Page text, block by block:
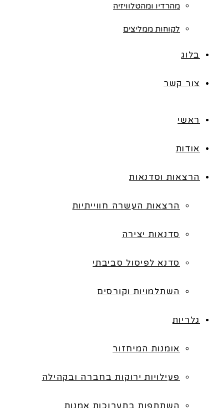
מהרדיו ומהטלוויזיה
לקוחות ממליצים
בלוג
צור קשר
ראשי
אודות
הרצאות וסדנאות
הרצאות העשרה חווייתיות
סדנאות יצירה
סדנא לפיסול סביבתי
השתלמויות וקורסים
גלריות
אומנות המיחזור
פעילויות ירוקות בחברה ובקהילה
השתתפות בתערוכות אמנות